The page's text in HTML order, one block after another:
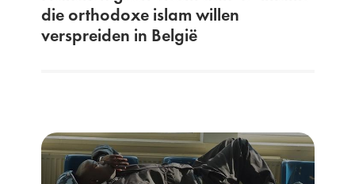
die orthodoxe islam willen
verspreiden in België